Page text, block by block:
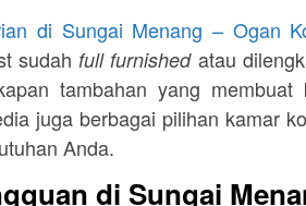
di Sungai Menang – Ogan
sudah full furnished atau
tambahan yang
juga berbagai pilihan kamar
Anda.
di Sungai